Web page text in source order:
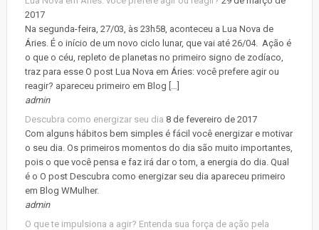
2017
Na segunda-feira, 27/03, às 23h58, aconteceu a Lua Nova de
Áries. É o início de um novo ciclo lunar, que vai até 26/04. Ação é
o que o céu, repleto de planetas no primeiro signo de zodíaco,
traz para esse O post Lua Nova em Áries: você prefere agir ou
reagir? apareceu primeiro em Blog […]
admin
Descubra como energizar seu dia 8 de fevereiro de 2017
Com alguns hábitos bem simples é fácil você energizar e motivar
o seu dia. Os primeiros momentos do dia são muito importantes,
pois o que você pensa e faz irá dar o tom, a energia do dia. Qual
é o O post Descubra como energizar seu dia apareceu primeiro
em Blog WMulher.
admin
O que te impulsiona a agir? Entenda sua força de ação pela